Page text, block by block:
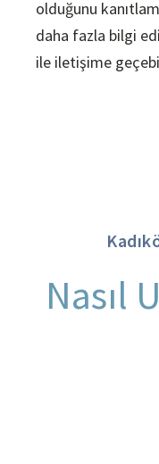
olduğunu
daha fazla bilgi
ile iletişime
Nasıl